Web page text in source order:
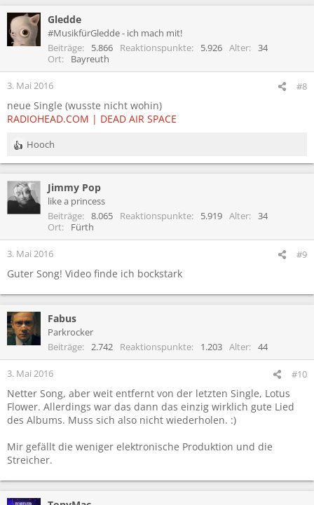
Gledde
#MusikfürGledde - ich mach mit!
Beiträge
5.866 Reaktionspunkte 5.926 Alter
34
Ort
Bayreuth
3. Mai 2016 #8
neue Single (wusste nicht wohin)
RADIOHEAD.COM | DEAD AIR SPACE
R
e
k
t
i
n
:
Hooch
Jimmy Pop
like a princess
Beiträge
8.065 Reaktionspunkte 5.919 Alter
34
Ort
Fürth
3. Mai 2016 #9
Guter Song! Video finde ich bockstark
Fabus
Parkrocker
Beiträge
2.742 Reaktionspunkte 1.203 Alter 44
3. Mai 2016 #10
Netter Song, aber weit entfernt von der letzten Single, Lotus
Flower. Allerdings war das dann das einzig wirklich gute Lied
des Albums. Muss sich also nicht wiederholen. :)
Mir gefällt die weniger elektronische Produktion und die
Streicher.